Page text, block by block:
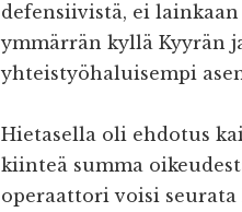
defensiivistä, ei
ymmärrän kyllä Kyyrän
yhteistyöhaluisempi
Hietasella oli ehdotus
kiinteä summa
operaattori voisi